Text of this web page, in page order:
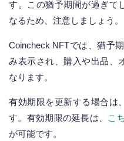
す。この猶予期間が過ぎて
なるため、注意しましょう。
Coincheck NFTでは、猶予
み表示され、購入や出品、
なります。
有効期限を更新する場合は
す。有効期限の延長は、 こ
が可能です。